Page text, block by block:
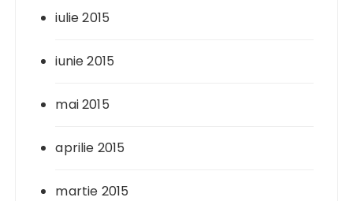
iulie 2015
iunie 2015
mai 2015
aprilie 2015
martie 2015